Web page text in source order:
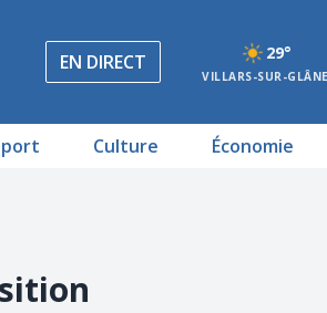
EN DIRECT 29°
VILLARS-SUR-GLÂNE
Culture Économie